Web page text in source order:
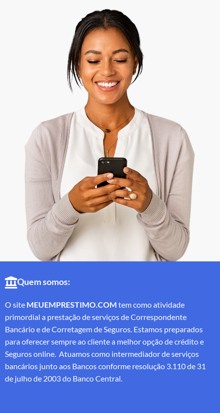
Quem somos:
O site MEUEMPRESTIMO.COM tem como atividade
primordial a prestação de serviços de Correspondente
Bancário e de Corretagem de Seguros. Estamos preparados
para oferecer sempre ao cliente a melhor opção de crédito e
Seguros online. Atuamos como intermediador de serviços
bancários junto aos Bancos conforme resolução 3.110 de 31
de julho de 2003 do Banco Central.